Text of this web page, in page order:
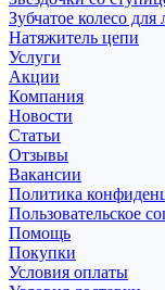
Зубчатое колесо
Натяжитель цепи
Услуги
Акции
Компания
Новости
Статьи
Отзывы
Вакансии
Политика
Пользовательское
Помощь
Покупки
Условия оплаты